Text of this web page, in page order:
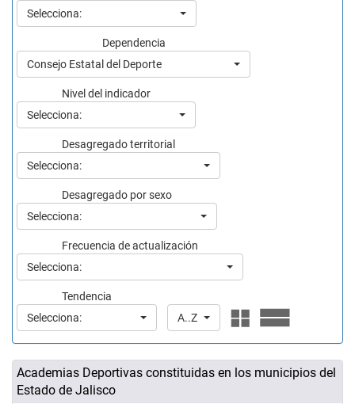
Selecciona:
Dependencia
Consejo Estatal del Deporte
Nivel del indicador
Selecciona:
Desagregado territorial
Selecciona:
Desagregado por sexo
Selecciona:
Frecuencia de actualización
Selecciona:
Tendencia
Selecciona:
A..Z
Academias Deportivas constituidas en los municipios del
Estado de Jalisco